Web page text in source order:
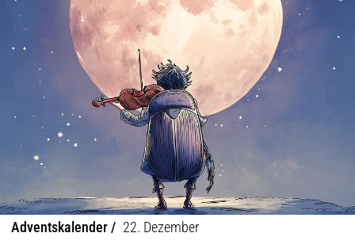
Adventskalender / 22. Dezember